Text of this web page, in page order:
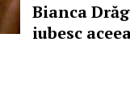
Bianca
iubesc